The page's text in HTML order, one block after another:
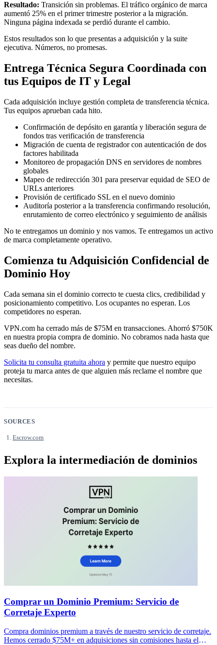
Resultado: Transición sin problemas. El tráfico orgánico de marca
aumentó 25% en el primer trimestre posterior a la migración.
Ninguna página indexada se perdió durante el cambio.
Estos resultados son lo que presentas a adquisición y la suite
ejecutiva. Números, no promesas.
Entrega Técnica Segura Coordinada con
tus Equipos de IT y Legal
Cada adquisición incluye gestión completa de transferencia técnica.
Tus equipos aprueban cada hito.
Confirmación de depósito en garantía y liberación segura de
fondos tras verificación de transferencia
Migración de cuenta de registrador con autenticación de dos
factores habilitada
Monitoreo de propagación DNS en servidores de nombres
globales
Mapeo de redirección 301 para preservar equidad de SEO de
URLs anteriores
Provisión de certificado SSL en el nuevo dominio
Auditoría posterior a la transferencia confirmando resolución,
enrutamiento de correo electrónico y seguimiento de análisis
No te entregamos un dominio y nos vamos. Te entregamos un activo
de marca completamente operativo.
Comienza tu Adquisición Confidencial de
Dominio Hoy
Cada semana sin el dominio correcto te cuesta clics, credibilidad y
posicionamiento competitivo. Los ocupantes no esperan. Los
competidores no esperan.
VPN.com ha cerrado más de $75M en transacciones. Ahorró $750K
en nuestra propia compra de dominio. No cobramos nada hasta que
seas dueño del nombre.
Solicita tu consulta gratuita ahora y permite que nuestro equipo
proteja tu marca antes de que alguien más reclame el nombre que
necesitas.
SOURCES
Escrow.com
Explora la intermediación de dominios
Comprar un Dominio Premium: Servicio de
Corretaje Experto
Compra dominios premium a través de nuestro servicio de corretaje.
Hemos cerrado $75M+ en adquisiciones sin comisiones hasta el